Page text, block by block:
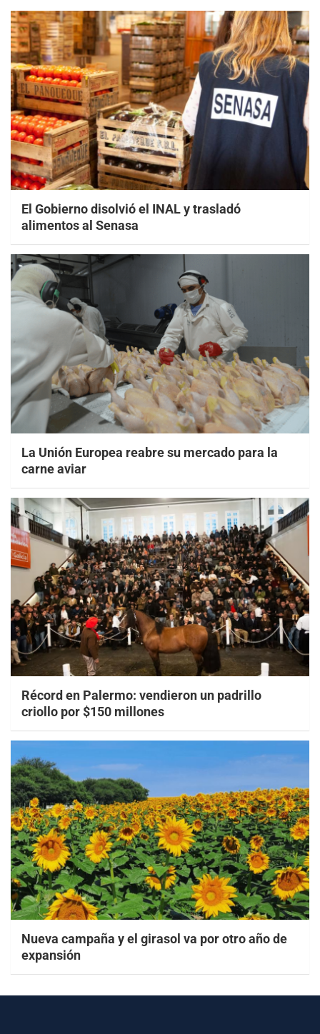
El Gobierno disolvió el INAL y trasladó
alimentos al Senasa
La Unión Europea reabre su mercado para la
carne aviar
Récord en Palermo: vendieron un padrillo
criollo por $150 millones
Nueva campaña y el girasol va por otro año de
expansión